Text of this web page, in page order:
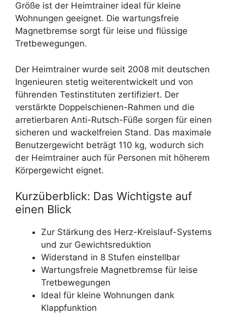
Größe ist der Heimtrainer ideal für kleine
Wohnungen geeignet. Die wartungsfreie
Magnetbremse sorgt für leise und flüssige
Tretbewegungen.
Der Heimtrainer wurde seit 2008 mit deutschen
Ingenieuren stetig weiterentwickelt und von
führenden Testinstituten zertifiziert. Der
verstärkte Doppelschienen-Rahmen und die
arretierbaren Anti-Rutsch-Füße sorgen für einen
sicheren und wackelfreien Stand. Das maximale
Benutzergewicht beträgt 110 kg, wodurch sich
der Heimtrainer auch für Personen mit höherem
Körpergewicht eignet.
Kurzüberblick: Das Wichtigste auf
einen Blick
Zur Stärkung des Herz-Kreislauf-Systems
und zur Gewichtsreduktion
Widerstand in 8 Stufen einstellbar
Wartungsfreie Magnetbremse für leise
Tretbewegungen
Ideal für kleine Wohnungen dank
Klappfunktion